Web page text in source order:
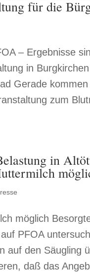
für die
– Ergebnisse
in
Gerade
zum
in
möglich
PFOA
auf den Säugling
daß das